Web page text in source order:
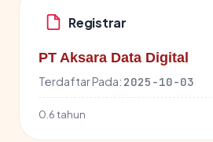
Registrar
PT Aksara Data Digital
Terdaftar Pada: 2025-10-03
0.6 tahun